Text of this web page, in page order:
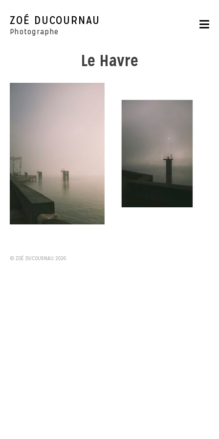
to
content
ZOÉ DUCOURNAU
Photographe
Le Havre
Portraits
Reportages
BOUTIQUE
© ZOÉ DUCOURNAU 2026